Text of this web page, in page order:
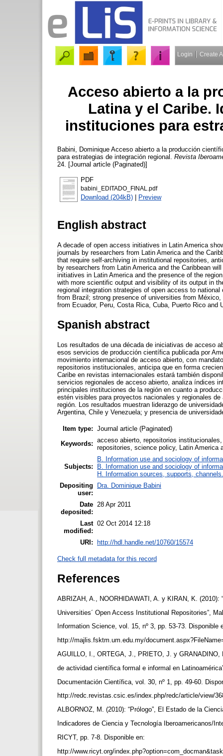
Login Create
Acceso abierto a la
Latina y el Caribe.
instituciones para
Babini, Dominique Acceso abierto a la producción
para estrategias de integración regional. Revista
24. [Journal article (Paginated)]
PDF
babini_EDITADO_FINAL.pdf
Download (204kB) | Preview
English abstract
A decade of open access initiatives in Latin America
journals by researchers from Latin America and the
that require self-archiving in institutional repositories,
by researchers from Latin America and the Caribbean
initiatives in Latin America and the presence of the
with more scientific output and visibility of its output in
regional integration strategies of open access to
from Brazil; strong presence of universities from
from Ecuador, Peru, Costa Rica, Cuba, Puerto Rico and
Spanish abstract
Los resultados de una década de iniciativas de acceso
esos servicios de producción científica publicada por
movimiento internacional de acceso abierto, con
repositorios institucionales, anticipa que en forma
Caribe en revistas internacionales estará también
servicios regionales de acceso abierto, analiza índices
principales instituciones de la región en cuanto a
estén visibles para proyectos nacionales y regionales
región. Los resultados muestran liderazgo de
Argentina, Chile y Venezuela; y presencia de
Item type: Journal article (Paginated)
Keywords: acceso abierto, repositorios
repositories, science policy, Latin America
Subjects:
B. Information use and sociology of
B. Information use and sociology of
H. Information sources, supports, channels.
Depositing
user:
Dra. Dominique Babini
Date
deposited:
28 Apr 2011
Last
modified:
02 Oct 2014 12:18
URI: http://hdl.handle.net/10760/15574
Check full metadata for this record
References
ABRIZAH, A., NOORHIDAWATI, A. y KIRAN, K.
Universities´ Open Access Institutional Repositories”,
Information Science, vol. 15, nº 3, pp. 53-73. Disponible
http://majlis.fsktm.um.edu.my/
AGUILLO, I., ORTEGA, J., PRIETO, J. y GRANADINO,
de actividad científica formal e informal en
Documentación Científica, vol. 30, nº 1, pp. 49-60.
http://redc.revistas.csic.es/index.php/redc/article/view/
ALBORNOZ, M. (2010): “Prólogo”, El Estado de la
Indicadores de Ciencia y Tecnología Iberoamericanos/
RICYT, pp. 7-8. Disponible en:
http://www.ricyt.org/